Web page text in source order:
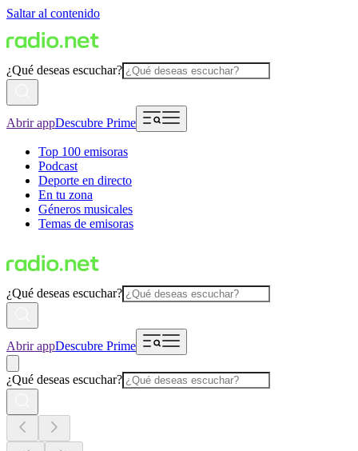
Saltar al contenido
¿Qué deseas escuchar?
Abrir appDescubre Prime
Top 100 emisoras
Podcast
Deporte en directo
En tu zona
Géneros musicales
Temas de emisoras
¿Qué deseas escuchar?
Abrir appDescubre Prime
¿Qué deseas escuchar?